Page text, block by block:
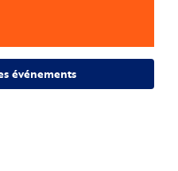
événements